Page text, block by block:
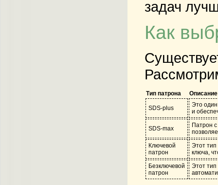
задач
Как
Тип патрона Описание
SDS-plus
Это
и
SDS-max
Патрон
Ключевой
патрон
Этот тип
ключа,
Безключевой
патрон
Этот тип